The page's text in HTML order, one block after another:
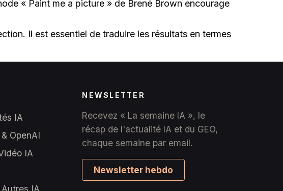
« Paint me a picture » de Brené Brown encourage
Il est essentiel de traduire les résultats en termes
IA
OpenAI
IA
IA
NEWSLETTER
Recevez « La semaine IA », le
récap de l'actualité IA et du GEO,
chaque semaine par email.
Newsletter hebdo